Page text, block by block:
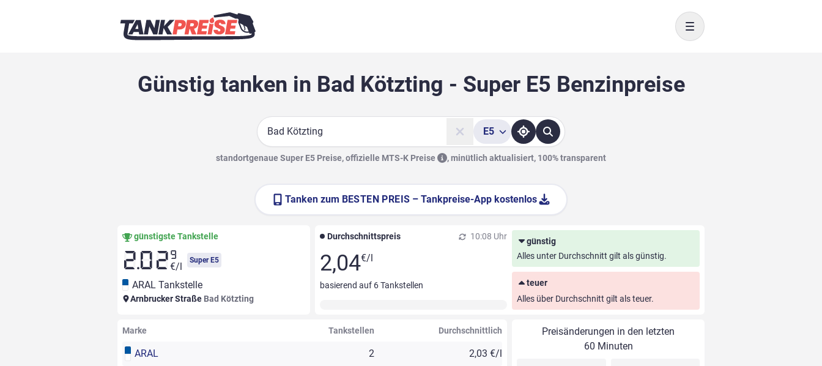
Toggle navigation
Günstig tanken in Bad Kötzting - Super E5 Benzinpreise
Suche
E5
standortgenaue Super E5 Preise, offizielle MTS-K Preise ,minütlich aktualisiert, 100% transparent
Tanken zum BESTEN PREIS – Tankpreise-App kostenlos
günstigste Tankstelle
2.02 9
€/l
Super E5
ARAL Tankstelle
Arnbrucker Straße Bad Kötzting
Durchschnittspreis 10:08 Uhr
2,04€/l
basierend auf 6Tankstellen
günstig
Alles unter Durchschnitt gilt als günstig.
teuer
Alles über Durchschnitt gilt als teuer.
Marke Tankstellen Durchschnittlich
ARAL 2 2,03 €/l
Preisänderungen in den letzten
60 Minuten